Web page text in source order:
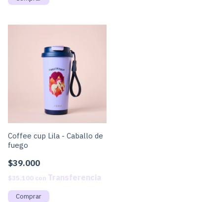
Coffee cup Lila - Caballo de
fuego
$39.000
$35.100 con